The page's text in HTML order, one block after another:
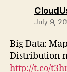
July 9,
Big Data:
Distribution
http://t.co/